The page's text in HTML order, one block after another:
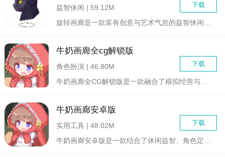
下载
益智休闲 | 59.12M
牛奶画廊全cg解锁版
下载
角色扮演 | 46.80M
牛奶画廊全CG解锁版是一款融合了模拟经营与恋爱养成元素的手机...
牛奶画廊安卓版
下载
实用工具 | 48.02M
牛奶画廊安卓版是一款结合了休闲益智、角色定制与经营模拟元素的...